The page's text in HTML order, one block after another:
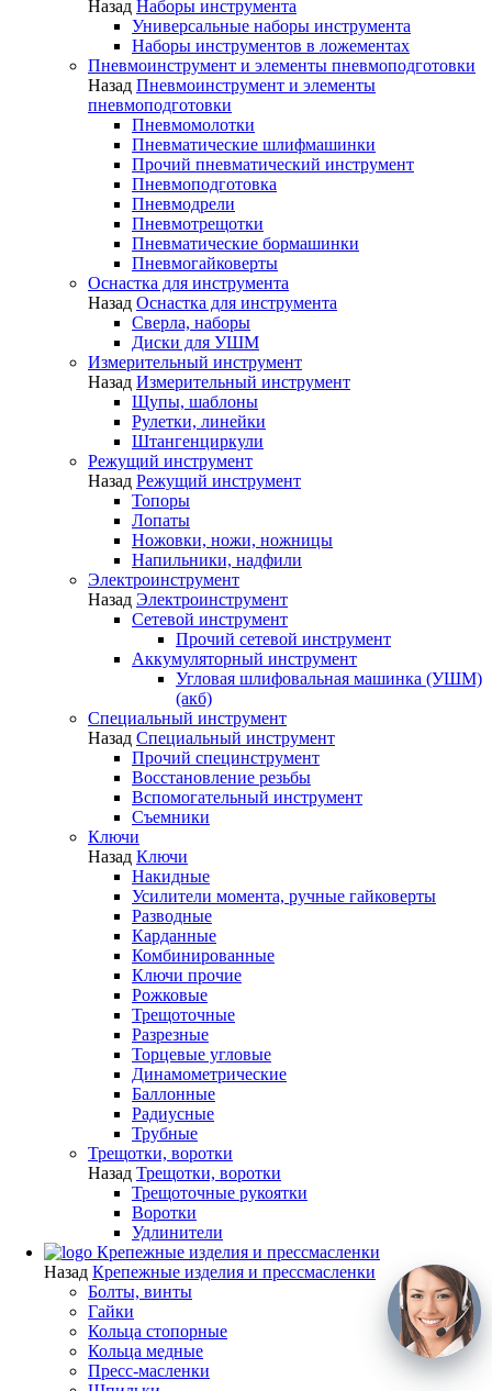
Назад Наборы инструмента
Универсальные наборы инструмента
Наборы инструментов в ложементах
Пневмоинструмент и элементы пневмоподготовки
Назад Пневмоинструмент и элементы
пневмоподготовки
Пневмомолотки
Пневматические шлифмашинки
Прочий пневматический инструмент
Пневмоподготовка
Пневмодрели
Пневмотрещотки
Пневматические бормашинки
Пневмогайковерты
Оснастка для инструмента
Назад Оснастка для инструмента
Сверла, наборы
Диски для УШМ
Измерительный инструмент
Назад Измерительный инструмент
Щупы, шаблоны
Рулетки, линейки
Штангенциркули
Режущий инструмент
Назад Режущий инструмент
Топоры
Лопаты
Ножовки, ножи, ножницы
Напильники, надфили
Электроинструмент
Назад Электроинструмент
Сетевой инструмент
Прочий сетевой инструмент
Аккумуляторный инструмент
Угловая шлифовальная машинка (УШМ)
(акб)
Специальный инструмент
Назад Специальный инструмент
Прочий специнструмент
Восстановление резьбы
Вспомогательный инструмент
Съемники
Ключи
Назад Ключи
Накидные
Усилители момента, ручные гайковерты
Разводные
Карданные
Комбинированные
Ключи прочие
Рожковые
Трещоточные
Разрезные
Торцевые угловые
Динамометрические
Баллонные
Радиусные
Трубные
Трещотки, воротки
Назад Трещотки, воротки
Трещоточные рукоятки
Воротки
Удлинители
Крепежные изделия и прессмасленки
Назад Крепежные изделия и прессмасленки
Болты, винты
Гайки
Кольца стопорные
Кольца медные
Пресс-масленки